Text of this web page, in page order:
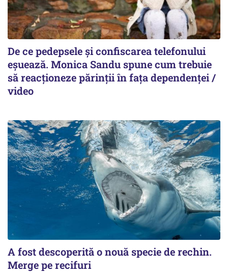
De ce pedepsele și confiscarea telefonului
eșuează. Monica Sandu spune cum trebuie
să reacționeze părinții în fața dependenței /
video
A fost descoperită o nouă specie de rechin.
Merge pe recifuri